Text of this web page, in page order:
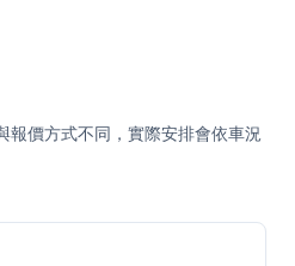
報價方式不同，實際安排會依車況